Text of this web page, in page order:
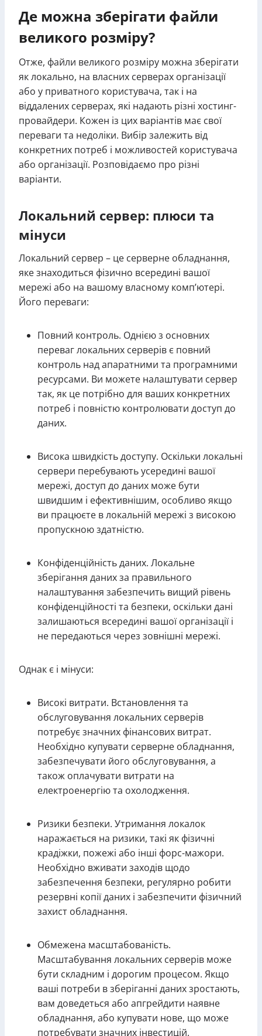
Де можна зберігати файли
великого розміру?
Отже, файли великого розміру можна зберігати
як локально, на власних серверах організації
або у приватного користувача, так і на
віддалених серверах, які надають різні хостинг-
провайдери. Кожен із цих варіантів має свої
переваги та недоліки. Вибір залежить від
конкретних потреб і можливостей користувача
або організації. Розповідаємо про різні
варіанти.
Локальний сервер: плюси та
мінуси
Локальний сервер – це серверне обладнання,
яке знаходиться фізично всередині вашої
мережі або на вашому власному комп’ютері.
Його переваги:
Повний контроль. Однією з основних
переваг локальних серверів є повний
контроль над апаратними та програмними
ресурсами. Ви можете налаштувати сервер
так, як це потрібно для ваших конкретних
потреб і повністю контролювати доступ до
даних.
Висока швидкість доступу. Оскільки локальні
сервери перебувають усередині вашої
мережі, доступ до даних може бути
швидшим і ефективнішим, особливо якщо
ви працюєте в локальній мережі з високою
пропускною здатністю.
Конфіденційність даних. Локальне
зберігання даних за правильного
налаштування забезпечить вищий рівень
конфіденційності та безпеки, оскільки дані
залишаються всередині вашої організації і
не передаються через зовнішні мережі.
Однак є і мінуси:
Високі витрати. Встановлення та
обслуговування локальних серверів
потребує значних фінансових витрат.
Необхідно купувати серверне обладнання,
забезпечувати його обслуговування, а
також оплачувати витрати на
електроенергію та охолодження.
Ризики безпеки. Утримання локалок
наражається на ризики, такі як фізичні
крадіжки, пожежі або інші форс-мажори.
Необхідно вживати заходів щодо
забезпечення безпеки, регулярно робити
резервні копії даних і забезпечити фізичний
захист обладнання.
Обмежена масштабованість.
Масштабування локальних серверів може
бути складним і дорогим процесом. Якщо
ваші потреби в зберіганні даних зростають,
вам доведеться або апгрейдити наявне
обладнання, або купувати нове, що може
потребувати значних інвестицій.